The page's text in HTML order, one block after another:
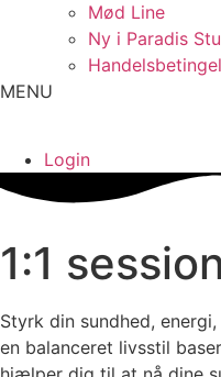
Mød Line
Ny i Paradis
MENU
Login
1:1
Styrk din sundhed,
en balanceret livsstil